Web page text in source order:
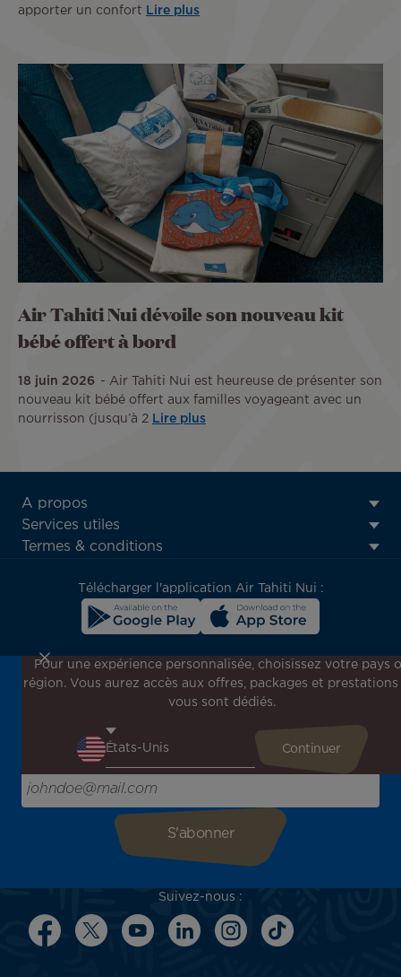
apporter un confort
Lire plus
Air Tahiti Nui dévoile son nouveau kit
bébé offert à bord
18 juin 2026
Air Tahiti Nui est heureuse de présenter son
nouveau kit bébé offert aux familles voyageant avec un
nourrisson (jusqu’à 2 Lire plus
ATN:
Footer
menu
A propos
Services utiles
Termes & conditions
Télécharger l'application Air Tahiti Nui :
Inscrivez-vous à notre newsletter !
Recevez en avant-première toutes nos offres spéciales et
l'inspiration pour votre prochain voyage !
Saisissez votre adresse e-mail ici
Suivez-nous :
Pour une expérience personnalisée, choisissez votre pays
région. Vous aurez accès aux offres, packages et prestations
vous sont dédiés.